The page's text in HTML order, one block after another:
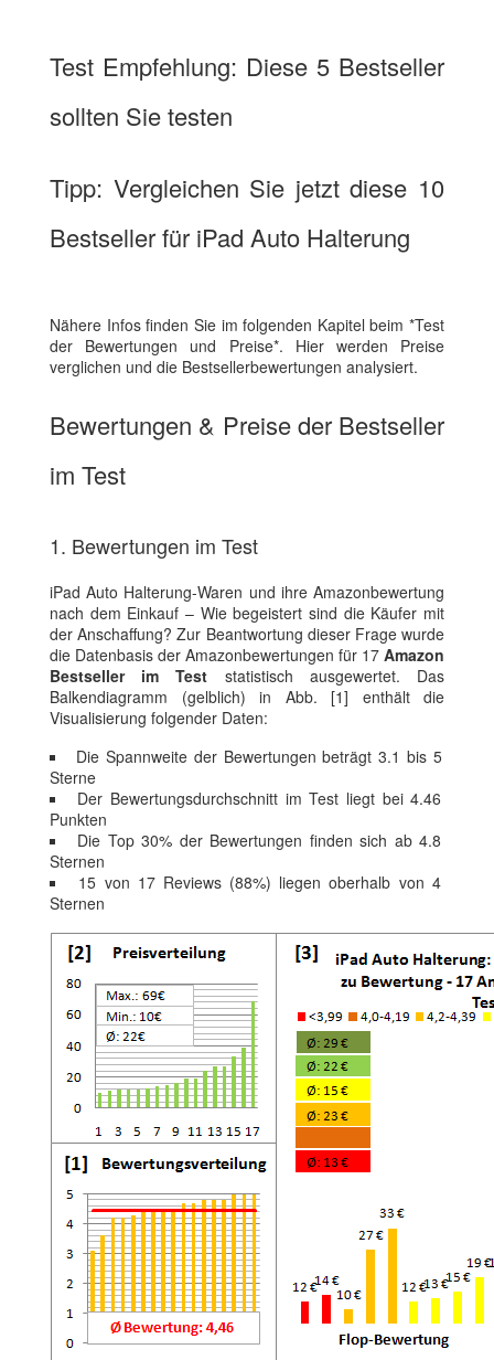
Test Empfehlung: Diese 5 Bestseller
sollten Sie testen
Tipp: Vergleichen Sie jetzt diese 10
Bestseller für iPad Auto Halterung
Nähere Infos finden Sie im folgenden Kapitel beim *Test
der Bewertungen und Preise*. Hier werden Preise
verglichen und die Bestsellerbewertungen analysiert.
Bewertungen & Preise der Bestseller
im Test
1. Bewertungen im Test
iPad Auto Halterung-Waren und ihre Amazonbewertung
nach dem Einkauf – Wie begeistert sind die Käufer mit
der Anschaffung? Zur Beantwortung dieser Frage wurde
die Datenbasis der Amazonbewertungen für 17 Amazon
Bestseller im Test statistisch ausgewertet. Das
Balkendiagramm (gelblich) in Abb. [1] enthält die
Visualisierung folgender Daten:
Die Spannweite der Bewertungen beträgt 3.1 bis 5
Sterne
Der Bewertungsdurchschnitt im Test liegt bei 4.46
Punkten
Die Top 30% der Bewertungen finden sich ab 4.8
Sternen
15 von 17 Reviews (88%) liegen oberhalb von 4
Sternen